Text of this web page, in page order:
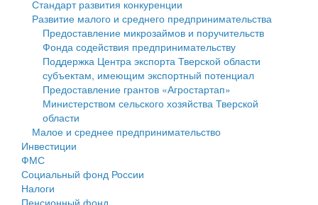
Культура
Образование
Здравоохранение
Социальная защита
Фотоальбом
Открытые данные
Работа с обращениями граждан
Муниципальный контроль
Муниципальные услуги
Проекты административных регламентов
Антимонопольный комплаенс
Противодействие коррупции
объектов недвижимости
Имущественная поддержка субъектов малого и
среднего предпринимательства
Информационная поддержка субъектов малого и
среднего предпринимательства
Муниципальные программы
Контрольно-счетная палата
Стандарт развития конкуренции
Развитие малого и среднего предпринимательства
Предоставление микрозаймов и поручительств
Фонда содействия предпринимательству
Поддержка Центра экспорта Тверской области
субъектам, имеющим экспортный потенциал
Предоставление грантов «Агростартап»
Министерством сельского хозяйства Тверской
области
Малое и среднее предпринимательство
Инвестиции
ФМС
Социальный фонд России
Налоги
Пенсионный фонд